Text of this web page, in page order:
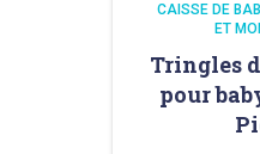
CAISSE DE
ET
Tringles
pour